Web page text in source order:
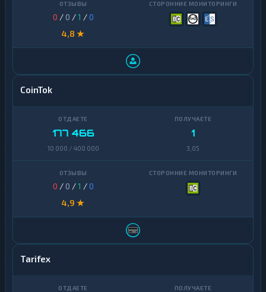
0 / 0 /1 /0
4,8 ★
CoinTok
177 466
10 000 / 400 000
1
3,05
0 / 0 /1 /0
4,9 ★
Tarifex